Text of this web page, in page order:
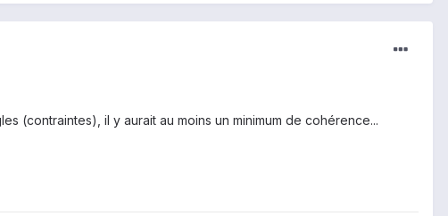
(contraintes), il y aurait au moins un minimum de cohérence...